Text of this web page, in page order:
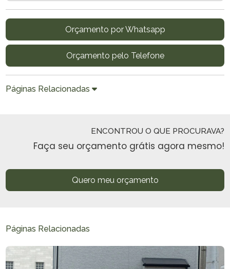
Orçamento por Whatsapp
Orçamento pelo Telefone
Páginas Relacionadas
ENCONTROU O QUE PROCURAVA?
Faça seu orçamento grátis agora mesmo!
Quero meu orçamento
Páginas Relacionadas